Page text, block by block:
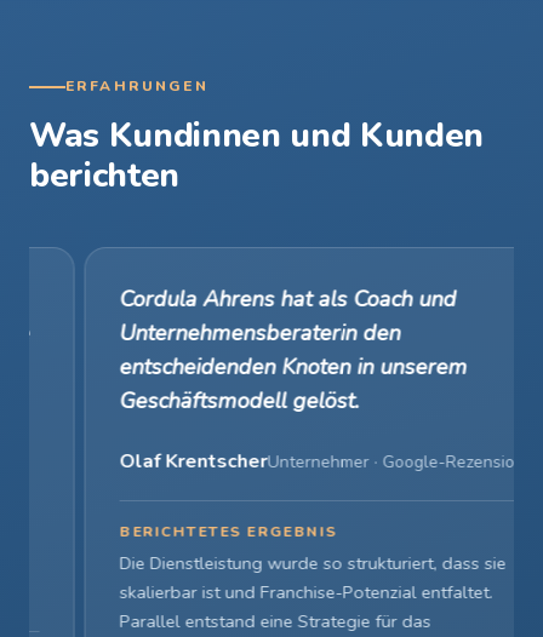
ERFAHRUNGEN
Was Kundinnen und Kunden
berichten
Cordula Ahrens hat als Coach und
Unternehmensberaterin den
entscheidenden Knoten in unserem
Geschäftsmodell gelöst.
Olaf KrentscherUnternehmer · Google-Rezension
BERICHTETES ERGEBNIS
Die Dienstleistung wurde so strukturiert, dass sie
skalierbar ist und Franchise-Potenzial entfaltet.
Parallel entstand eine Strategie für das